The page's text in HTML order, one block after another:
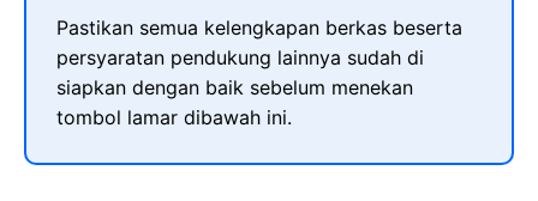
Pastikan semua kelengkapan berkas beserta
persyaratan pendukung lainnya sudah di
siapkan dengan baik sebelum menekan
tombol lamar dibawah ini.